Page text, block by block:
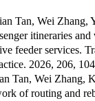
Tan, Wei Zhang,
itineraries
feeder services.
2026, 206,
Tan, Wei Zhang,
of routing and